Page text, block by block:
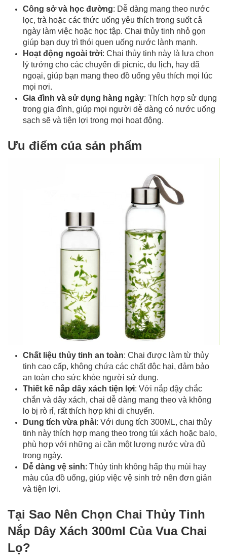
Công sở và học đường: Dễ dàng mang theo nước
lọc, trà hoặc các thức uống yêu thích trong suốt cả
ngày làm việc hoặc học tập. Chai thủy tinh nhỏ gọn
giúp bạn duy trì thói quen uống nước lành mạnh.
Hoạt động ngoài trời: Chai thủy tinh này là lựa chọn
lý tưởng cho các chuyến đi picnic, du lịch, hay dã
ngoại, giúp bạn mang theo đồ uống yêu thích mọi lúc
mọi nơi.
Gia đình và sử dụng hàng ngày: Thích hợp sử dụng
trong gia đình, giúp mọi người dễ dàng có nước uống
sạch sẽ và tiện lợi trong mọi hoạt động.
Ưu điểm của sản phẩm
Chất liệu thủy tinh an toàn: Chai được làm từ thủy
tinh cao cấp, không chứa các chất độc hại, đảm bảo
an toàn cho sức khỏe người sử dụng.
Thiết kế nắp dây xách tiện lợi: Với nắp đậy chắc
chắn và dây xách, chai dễ dàng mang theo và không
lo bị rò rỉ, rất thích hợp khi di chuyển.
Dung tích vừa phải: Với dung tích 300ML, chai thủy
tinh này thích hợp mang theo trong túi xách hoặc balo,
phù hợp với những ai cần một lượng nước vừa đủ
trong ngày.
Dễ dàng vệ sinh: Thủy tinh không hấp thụ mùi hay
màu của đồ uống, giúp việc vệ sinh trở nên đơn giản
và tiện lợi.
Tại Sao Nên Chọn Chai Thủy Tinh
Nắp Dây Xách 300ml Của Vua Chai
Lọ?